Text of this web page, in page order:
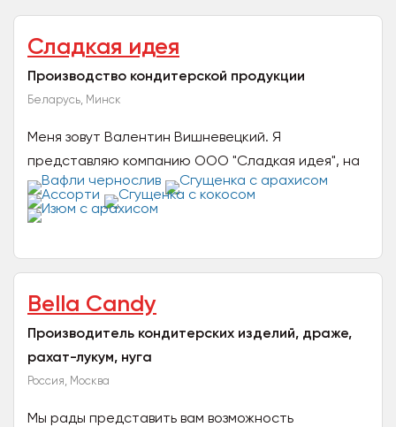
Сладкая идея
Производство кондитерской продукции
Беларусь, Минск
Меня зовут Валентин Вишневецкий. Я
представляю компанию ООО "Сладкая идея", на
рынке РБ с 2017 года. Мы занимаемся
производством кондитерской...
Bella Candy
Производитель кондитерских изделий, драже,
рахат-лукум, нуга
Россия, Москва
Мы рады представить вам возможность